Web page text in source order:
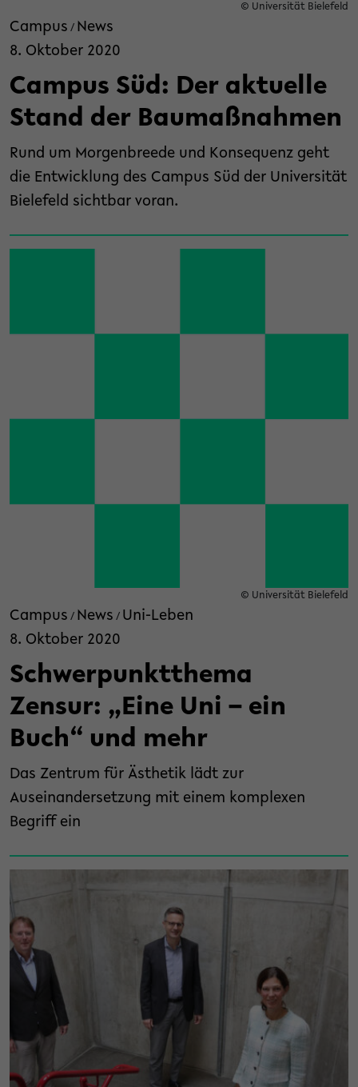
© Universität Bielefeld
Campus / News
8. Oktober 2020
Campus Süd: Der aktuelle
Stand der Baumaßnahmen
Rund um Morgenbreede und Konsequenz geht
die Entwicklung des Campus Süd der Universität
Bielefeld sichtbar voran.
© Universität Bielefeld
Campus / News / Uni-Leben
8. Oktober 2020
Schwerpunktthema
Zensur: „Eine Uni – ein
Buch“ und mehr
Das Zentrum für Ästhetik lädt zur
Auseinandersetzung mit einem komplexen
Begriff ein